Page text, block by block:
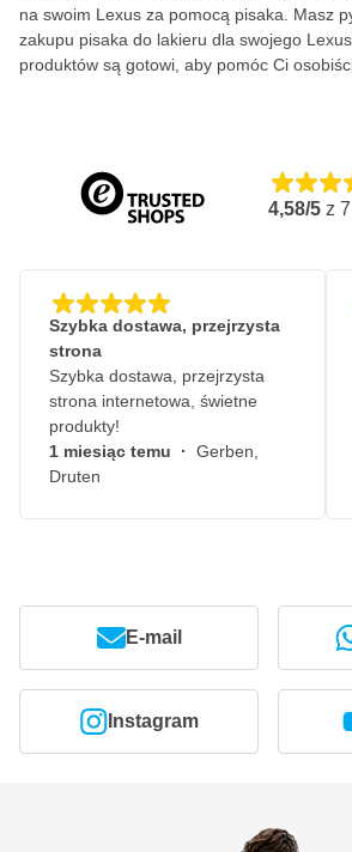
na swoim Lexus za pomocą pisaka. Masz
zakupu pisaka do lakieru dla swojego
produktów są gotowi, aby pomóc Ci
4,58/5 z
Szybka dostawa, przejrzysta
strona
Szybka dostawa, przejrzysta
strona internetowa, świetne
produkty!
1 miesiąc temu · Gerben,
Druten
E-mail
Instagram